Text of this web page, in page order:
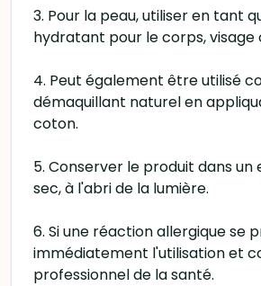
3. Pour la peau, utiliser en tant
hydratant pour le corps, visage
4. Peut également être utilisé
démaquillant naturel en
coton.
5. Conserver le produit dans
sec, à l'abri de la lumière.
6. Si une réaction allergique se
immédiatement l'utilisation et
professionnel de la santé.